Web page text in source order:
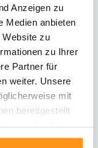
Anzeigen zu
Medien anbieten
Website zu
zu Ihrer
Partner für
weiter. Unsere
mit
bereitgestellt
zur Rücksendung
chatten